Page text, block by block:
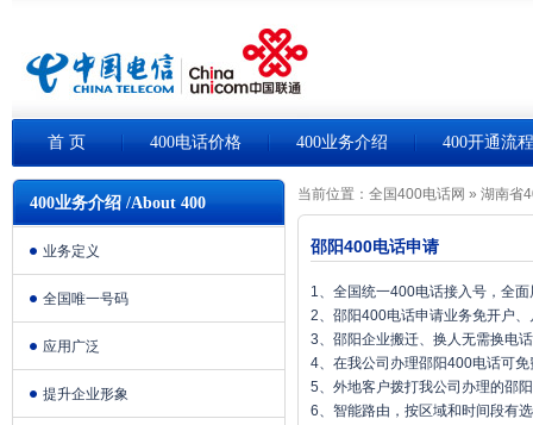
首 页 400电话价格 400业务介绍 400开通流程
400业务介绍 /About 400
业务定义
全国唯一号码
应用广泛
提升企业形象
当前位置： 全国400电话网 » 湖南省
邵阳400电话申请
1、全国统一400电话接入号，全
2、邵阳400电话申请业务免开户
3、邵阳企业搬迁、换人无需换电
4、在我公司办理邵阳400电话可
5、外地客户拨打我公司办理的邵
6、智能路由，按区域和时间段有